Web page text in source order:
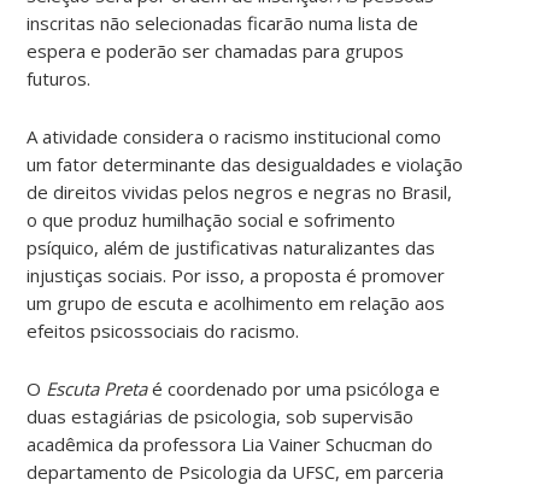
inscritas não selecionadas ficarão numa lista de
espera e poderão ser chamadas para grupos
futuros.
A atividade considera o racismo institucional como
um fator determinante das desigualdades e violação
de direitos vividas pelos negros e negras no Brasil,
o que produz humilhação social e sofrimento
psíquico, além de justificativas naturalizantes das
injustiças sociais. Por isso, a proposta é promover
um grupo de escuta e acolhimento em relação aos
efeitos psicossociais do racismo.
O Escuta Pretaé coordenado por uma psicóloga e
duas estagiárias de psicologia, sob supervisão
acadêmica da professora Lia Vainer Schucman do
departamento de Psicologia da UFSC, em parceria